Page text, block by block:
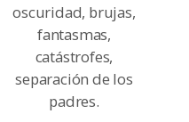
oscuridad, brujas,
fantasmas,
catástrofes,
separación de los
padres.